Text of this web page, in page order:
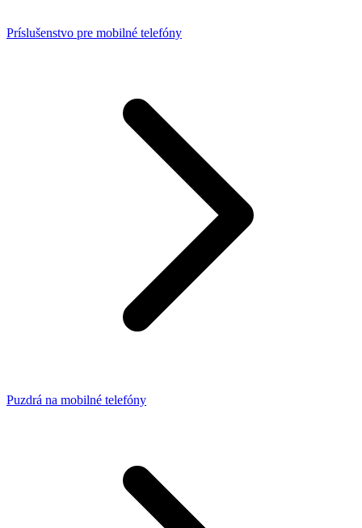
Príslušenstvo pre mobilné telefóny
Puzdrá na mobilné telefóny